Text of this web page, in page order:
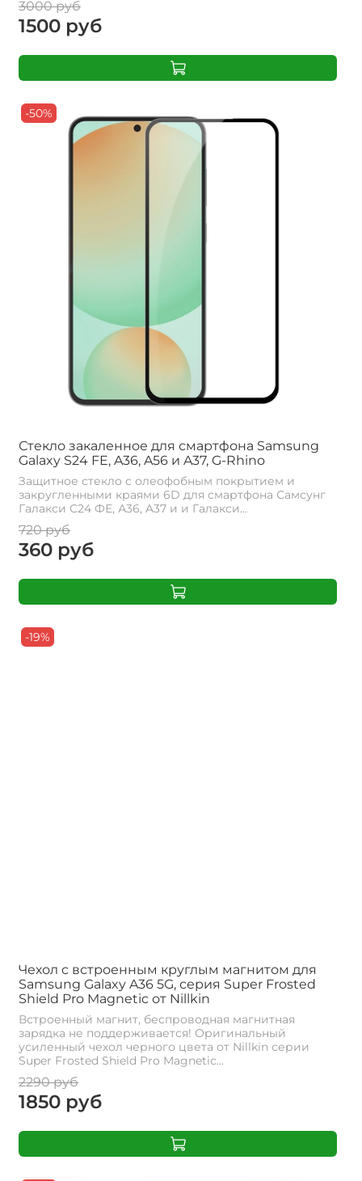
3000 руб
1500 руб
-50%
Стекло закаленное для смартфона Samsung
Galaxy S24 FE, A36, A56 и A37, G-Rhino
Защитное стекло с олеофобным покрытием и
закругленными краями 6D для смартфона Самсунг
Галакси С24 ФЕ, А36, A37 и и Галакси...
720 руб
360 руб
-19%
Чехол c встроенным круглым магнитом для
Samsung Galaxy A36 5G, серия Super Frosted
Shield Pro Magnetic от Nillkin
Встроенный магнит, беспроводная магнитная
зарядка не поддерживается! Оригинальный
усиленный чехол черного цвета от Nillkin серии
Super Frosted Shield Pro Magnetic...
2290 руб
1850 руб